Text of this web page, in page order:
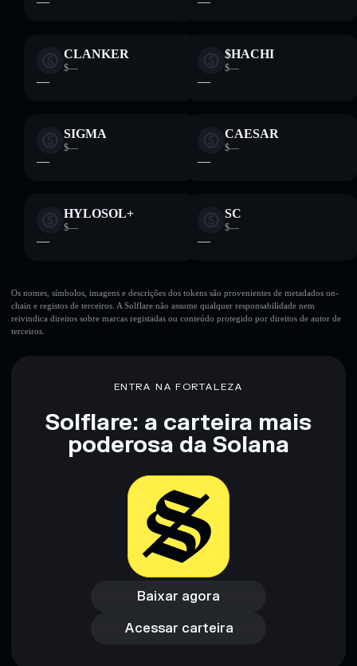
CLANKER
$—
—
$HACHI
$—
—
SIGMA
$—
—
CAESAR
$—
—
HYLOSOL+
$—
—
SC
$—
—
Os nomes, símbolos, imagens e descrições dos tokens são provenientes de metadados on-
chain e registos de terceiros. A Solflare não assume qualquer responsabilidade nem
reivindica direitos sobre marcas registadas ou conteúdo protegido por direitos de autor de
terceiros.
ENTRA NA FORTALEZA
Solflare: a carteira mais
poderosa da Solana
Baixar agora
Baixar agora
Acessar carteira
Acessar carteira